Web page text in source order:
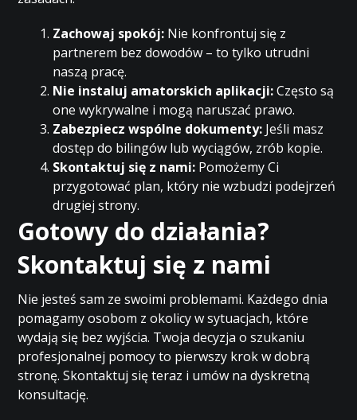
Zachowaj spokój: Nie konfrontuj się z
partnerem bez dowodów – to tylko utrudni
naszą pracę.
Nie instaluj amatorskich aplikacji:Często są
one wykrywalne i mogą naruszać prawo.
Zabezpiecz wspólne dokumenty: Jeśli masz
dostęp do bilingów lub wyciągów, zrób kopie.
Skontaktuj się z nami: Pomożemy Ci
przygotować plan, który nie wzbudzi podejrzeń
drugiej strony.
Gotowy do działania?
Skontaktuj się z nami
Nie jesteś sam ze swoimi problemami. Każdego dnia
pomagamy osobom z okolicy w sytuacjach, które
wydają się bez wyjścia. Twoja decyzja o szukaniu
profesjonalnej pomocy to pierwszy krok w dobrą
stronę. Skontaktuj się teraz i umów na dyskretną
konsultację.